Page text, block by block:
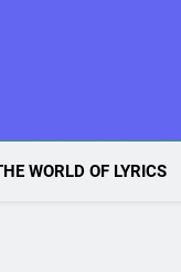
WORLD OF LYRICS